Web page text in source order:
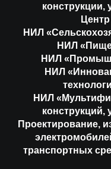
конструкции,
НИЛ
НИЛ
НИЛ
НИЛ
НИЛ
конструкций,
Проектирование,
транспортных